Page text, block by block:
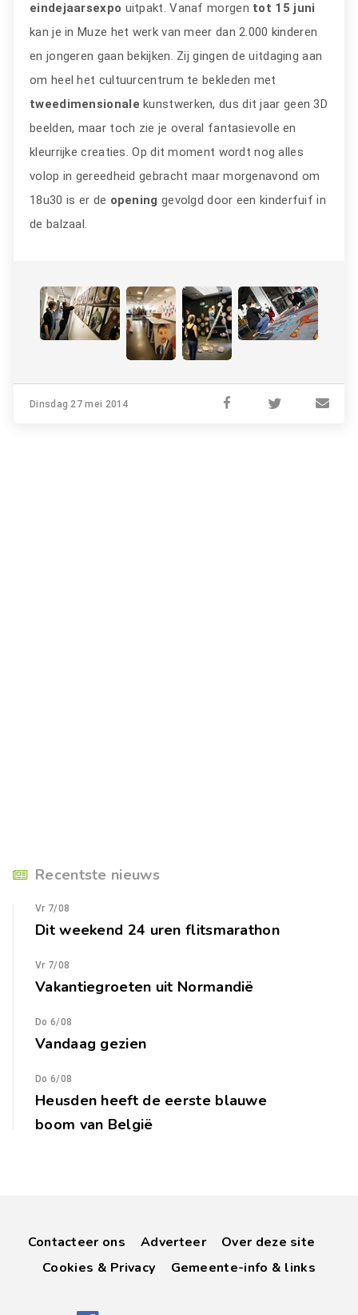
eindejaarsexpo uitpakt. Vanaf morgen tot 15 juni
kan je in Muze het werk van meer dan 2.000 kinderen
en jongeren gaan bekijken. Zij gingen de uitdaging aan
om heel het cultuurcentrum te bekleden met
tweedimensionalekunstwerken, dus dit jaar geen 3D
beelden, maar toch zie je overal fantasievolle en
kleurrijke creaties. Op dit moment wordt nog alles
volop in gereedheid gebracht maar morgenavond om
18u30 is er de opening gevolgd door een kinderfuif in
de balzaal.
Dinsdag 27 mei 2014
Recentste nieuws
Vr 7/08
Dit weekend 24 uren flitsmarathon
Vr 7/08
Vakantiegroeten uit Normandië
Do 6/08
Vandaag gezien
Do 6/08
Heusden heeft de eerste blauwe
boom van België
Contacteer ons Adverteer
Over deze site
Cookies & Privacy
Gemeente-info & links